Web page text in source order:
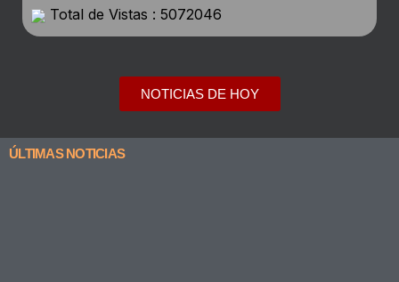
Total de Vistas : 5072046
NOTICIAS DE HOY
ÚLTIMAS NOTICIAS